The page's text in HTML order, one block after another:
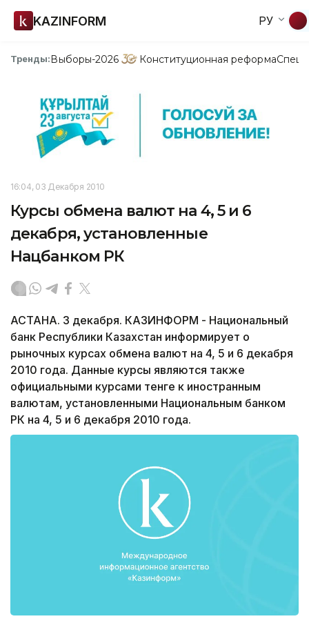
KAZINFORM РУ
Тренды:Выборы-2026 Конституционная реформа
16:04, 03 Декабря 2010
Курсы обмена валют на 4, 5 и 6
декабря, установленные
Нацбанком РК
АСТАНА. 3 декабря. КАЗИНФОРМ - Национальный
банк Республики Казахстан информирует о
рыночных курсах обмена валют на 4, 5 и 6 декабря
2010 года. Данные курсы являются также
официальными курсами тенге к иностранным
валютам, установленными Национальным банком
РК на 4, 5 и 6 декабря 2010 года.